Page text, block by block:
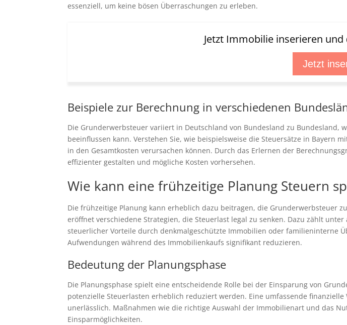
essenziell, um keine bösen Überraschungen zu erleben.
Jetzt Immobilie inserieren
Jetzt
Beispiele zur Berechnung in verschiedenen
Die Grunderwerbsteuer variiert in Deutschland von Bundesland zu Bundesland,
beeinflussen kann. Verstehen Sie, wie beispielsweise die Steuersätze in Bayern
in den Gesamtkosten verursachen können. Durch das Erlernen der
effizienter gestalten und mögliche Kosten vorhersehen.
Wie kann eine frühzeitige Planung Steuern
Die frühzeitige Planung kann erheblich dazu beitragen, die Grunderwerbsteuer
eröffnet verschiedene Strategien, die Steuerlast legal zu senken. Dazu zählt
steuerlicher Vorteile durch denkmalgeschützte Immobilien oder familieninterne
Aufwendungen während des Immobilienkaufs signifikant reduzieren.
Bedeutung der Planungsphase
Die Planungsphase spielt eine entscheidende Rolle bei der Einsparung von
potenzielle Steuerlasten erheblich reduziert werden. Eine umfassende
unerlässlich. Maßnahmen wie die richtige Auswahl der Immobilienart und das
Einsparmöglichkeiten.